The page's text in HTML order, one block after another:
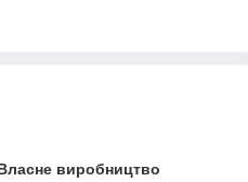
виробництво